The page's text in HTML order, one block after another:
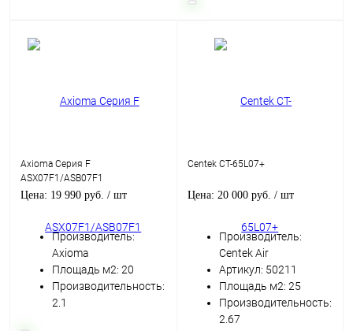
Axioma Серия F
ASX07F1/ASB07F1
Цена: 19 990 руб. / шт
Производитель:
Axioma
Площадь м2: 20
Производительность:
2.1
Centek CT-65L07+
Цена: 20 000 руб. / шт
Производитель:
Centek Air
Артикул: 50211
Площадь м2: 25
Производительность:
2.67